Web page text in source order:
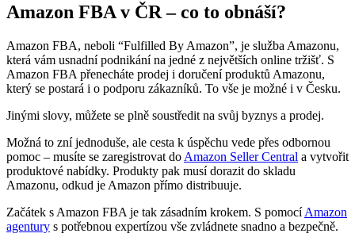
Amazon FBA v ČR – co to obnáší?
Amazon FBA, neboli “Fulfilled By Amazon”, je služba Amazonu,
která vám usnadní podnikání na jedné z největších online tržišť. S
Amazon FBA přenecháte prodej i doručení produktů Amazonu,
který se postará i o podporu zákazníků. To vše je možné i v Česku.
Jinými slovy, můžete se plně soustředit na svůj byznys a prodej.
Možná to zní jednoduše, ale cesta k úspěchu vede přes odbornou
pomoc – musíte se zaregistrovat do Amazon Seller Central a vytvořit
produktové nabídky. Produkty pak musí dorazit do skladu
Amazonu, odkud je Amazon přímo distribuuje.
Začátek s Amazon FBA je tak zásadním krokem. S pomocíAmazon
agentury s potřebnou expertízou vše zvládnete snadno a bezpečně.